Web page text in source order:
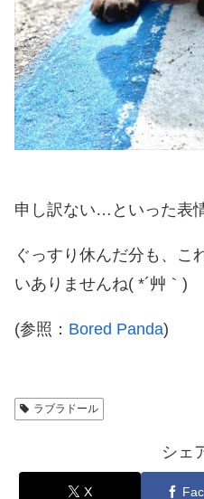
申し訳ない…といった表
ぐっすり休んだ分も、こ
いありませんね( *´艸｀)
(参照： Bored Panda)
ラブラドール
シェ
X